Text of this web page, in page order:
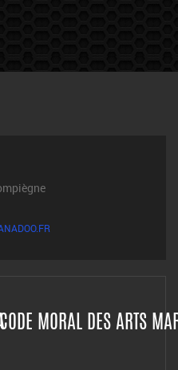
CODE MORAL DES ARTS